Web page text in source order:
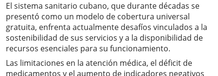
El sistema sanitario cubano, que durante décadas se
presentó como un modelo de cobertura universal
gratuita, enfrenta actualmente desafíos vinculados a la
sostenibilidad de sus servicios y a la disponibilidad de
recursos esenciales para su funcionamiento.
Las limitaciones en la atención médica, el déficit de
medicamentos y el aumento de indicadores negativos